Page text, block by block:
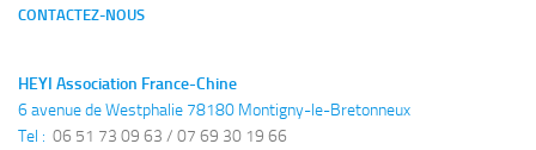
CONTACTEZ-NOUS
HEYI Association France-Chine
6 avenue de Westphalie 78180 Montigny-le-Bretonneux
Tel : 06 51 73 09 63 / 07 69 30 19 66